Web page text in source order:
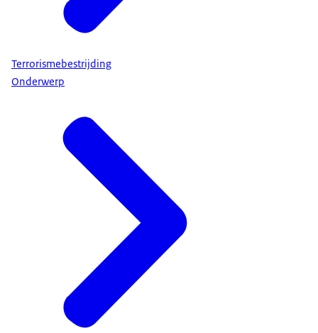
Terrorismebestrijding
Onderwerp